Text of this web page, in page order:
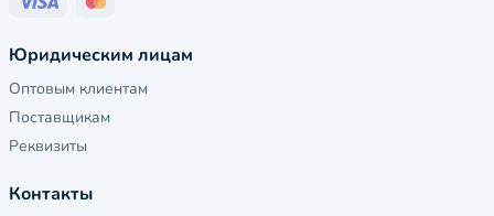
Юридическим лицам
Оптовым клиентам
Поставщикам
Реквизиты
Контакты